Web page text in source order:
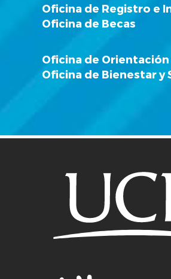
Oficina de Registro e
Oficina de Becas
Oficina de Orientación
Oficina de Bienestar y